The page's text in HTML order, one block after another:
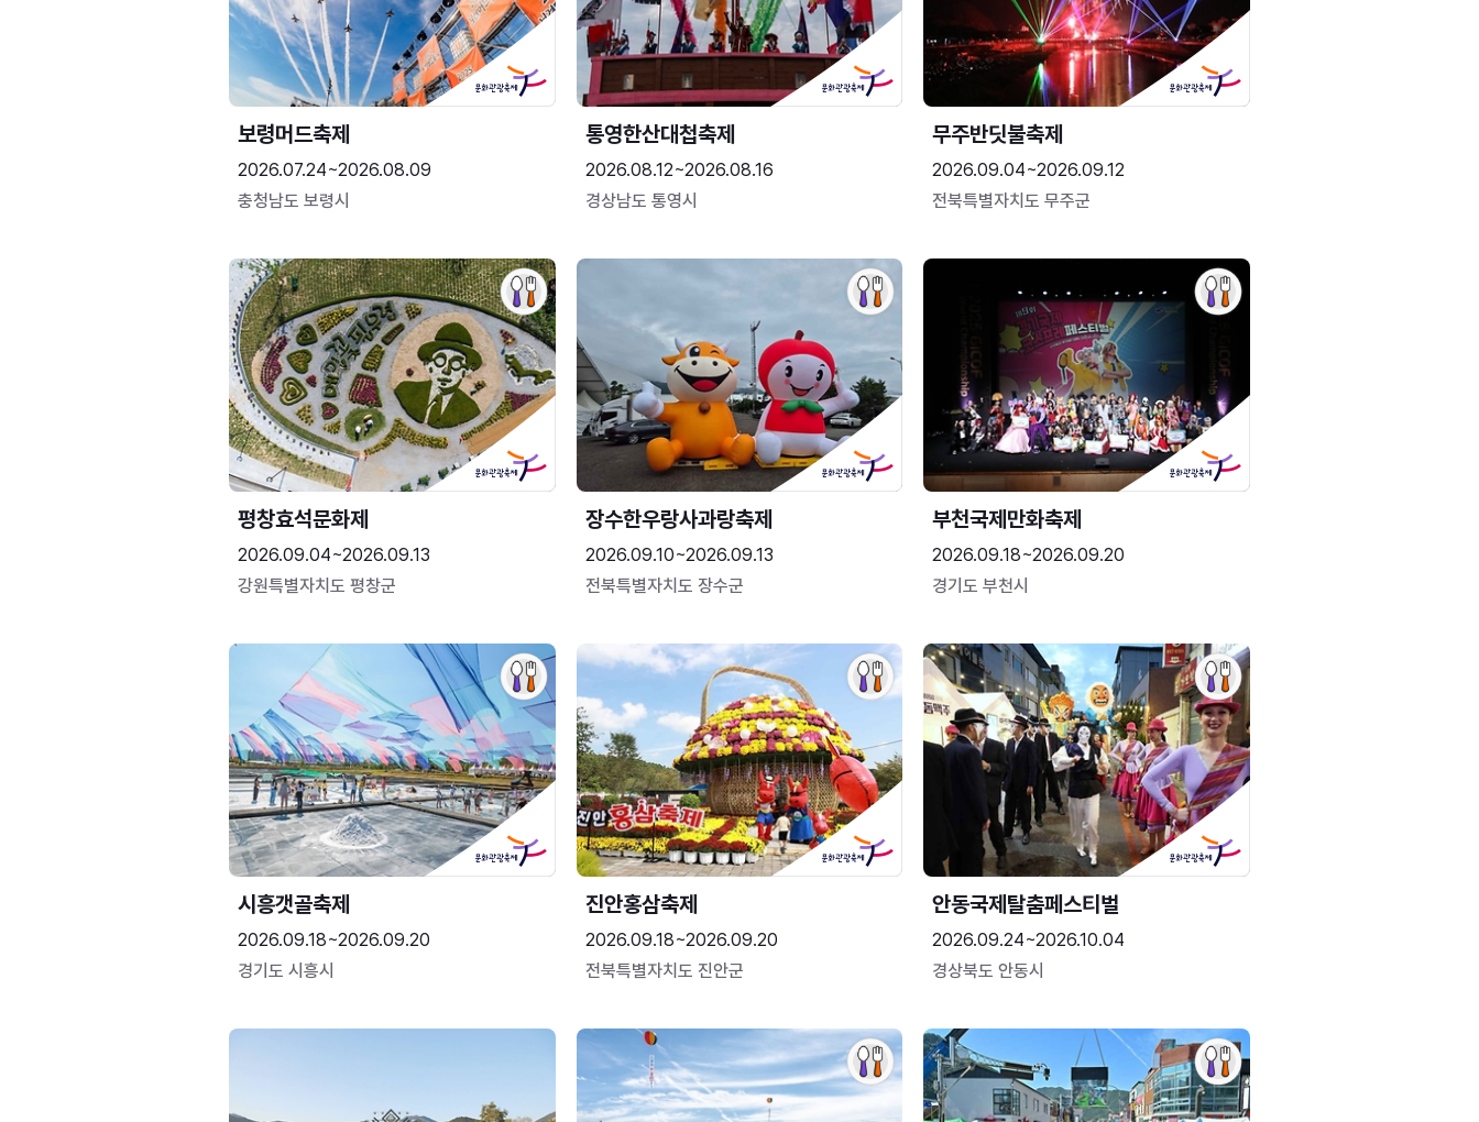
보령머드축제
2026.07.24~2026.08.09
충청남도 보령시
통영한산대첩축제
2026.08.12~2026.08.16
경상남도 통영시
무주반딧불축제
2026.09.04~2026.09.12
전북특별자치도 무주군
평창효석문화제
2026.09.04~2026.09.13
강원특별자치도 평창군
장수한우랑사과랑축제
2026.09.10~2026.09.13
전북특별자치도 장수군
부천국제만화축제
2026.09.18~2026.09.20
경기도 부천시
시흥갯골축제
2026.09.18~2026.09.20
경기도 시흥시
진안홍삼축제
2026.09.18~2026.09.20
전북특별자치도 진안군
안동국제탈춤페스티벌
2026.09.24~2026.10.04
경상북도 안동시